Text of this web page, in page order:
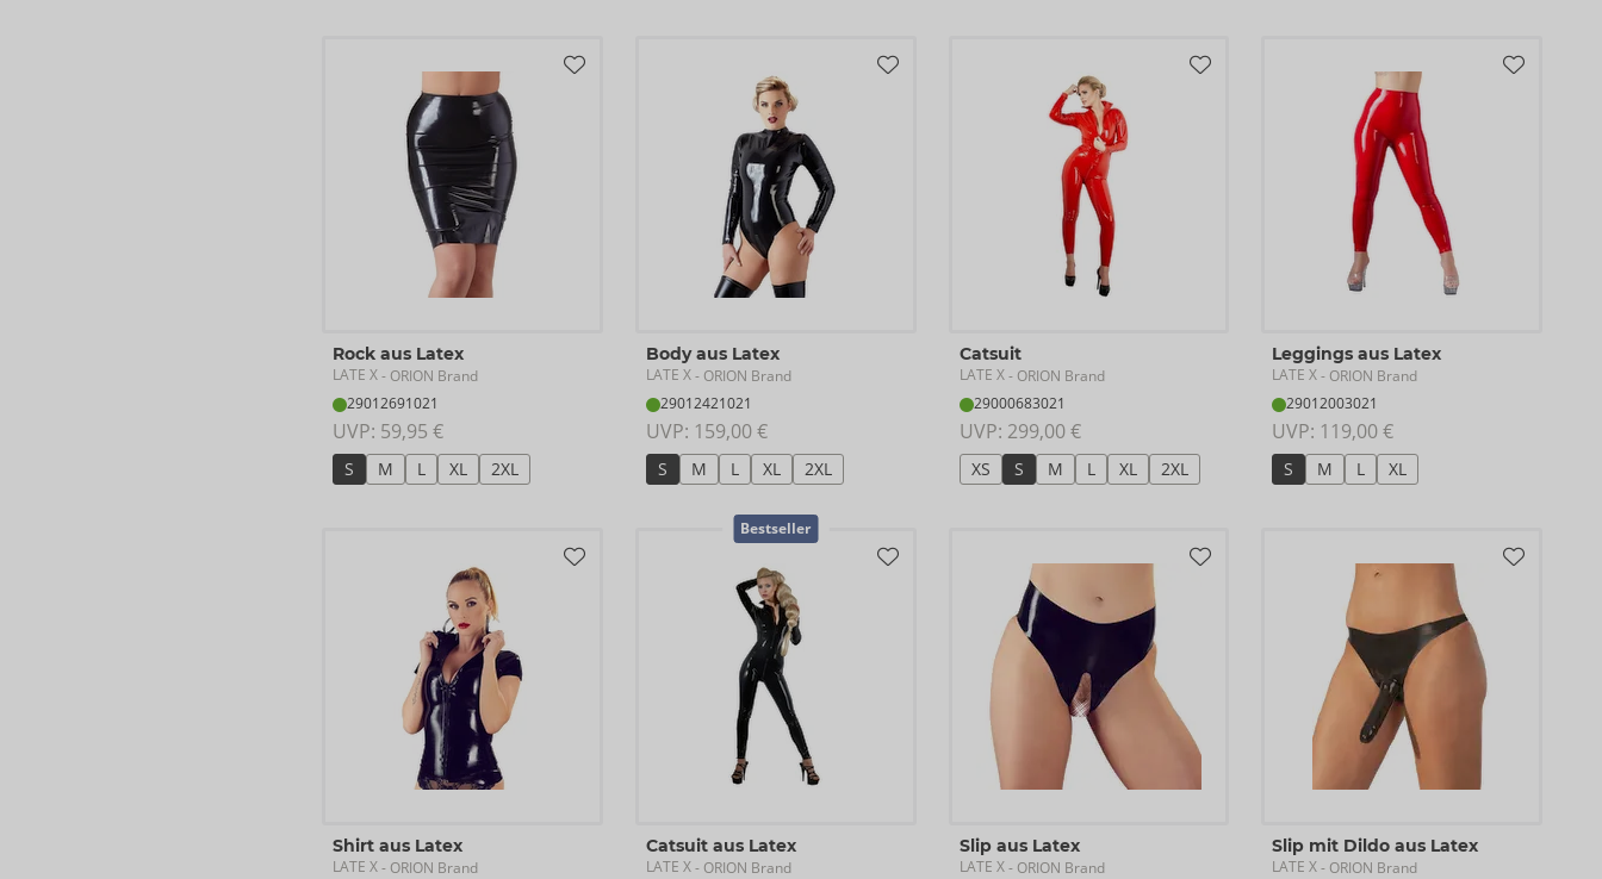
Rock aus Latex
LATE X- ORION Brand
29012691021
UVP: 59,95 €
S M L XL 2XL
Body aus Latex
LATE X- ORION Brand
29012421021
UVP: 159,00 €
S M L XL 2XL
Catsuit
LATE X- ORION Brand
29000683021
UVP: 299,00 €
XS S M L XL 2XL
Leggings aus Latex
LATE X- ORION Brand
29012003021
UVP: 119,00 €
S M L XL
Shirt aus Latex
LATE X- ORION Brand
Bestseller
Catsuit aus Latex
LATE X- ORION Brand
Slip aus Latex
LATE X- ORION Brand
Slip mit Dildo aus Latex
LATE X- ORION Brand